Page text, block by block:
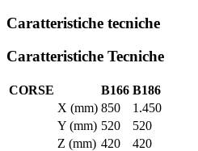
Caratteristiche tecniche
Caratteristiche Tecniche
CORSE B166 B186
X (mm) 850
1.450
Y (mm) 520
520
Z (mm) 420
420